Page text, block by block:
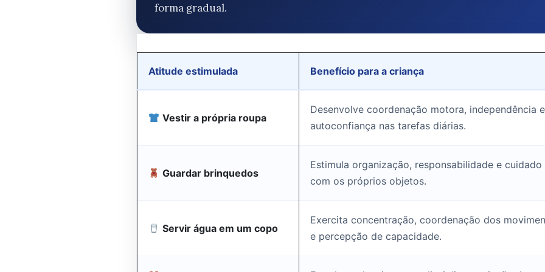
forma gradual.
Atitude estimulada Benefício para a criança
Vestir a própria roupa
Desenvolve coordenação motora, independência e
autoconfiança nas tarefas diárias.
Guardar brinquedos
Estimula organização, responsabilidade e cuidado
com os próprios objetos.
Servir água em um copo
Exercita concentração, coordenação dos
e percepção de capacidade.